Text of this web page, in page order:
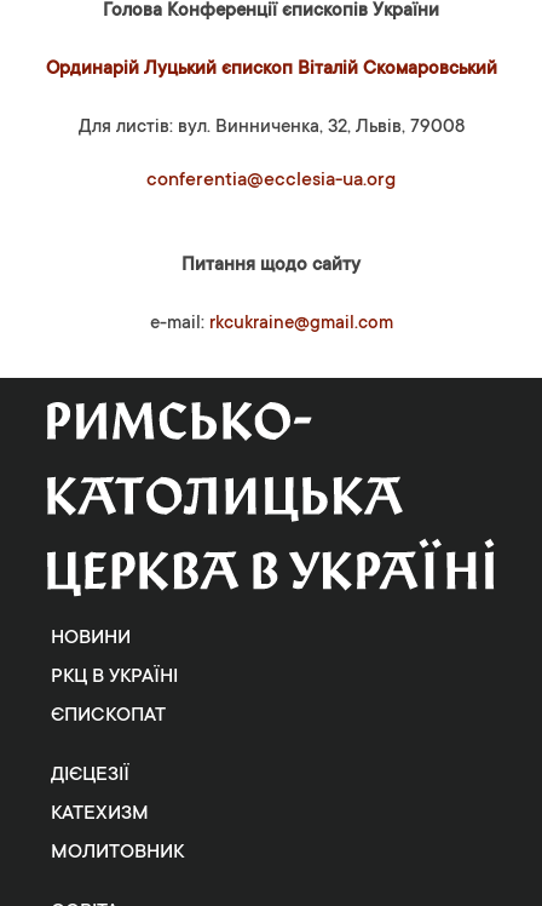
Голова Конференції єпископів України
Ординарій Луцький єпископ Віталій Скомаровський
Для листів: вул. Винниченка, 32, Львів, 79008
conferentia@ecclesia-ua.org
Питання щодо сайту
e-mail: rkcukraine@gmail.com
НОВИНИ
РКЦ В УКРАЇНІ
ЄПИСКОПАТ
ДІЄЦЕЗІЇ
КАТЕХИЗМ
МОЛИТОВНИК